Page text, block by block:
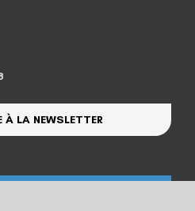
À LA NEWSLETTER